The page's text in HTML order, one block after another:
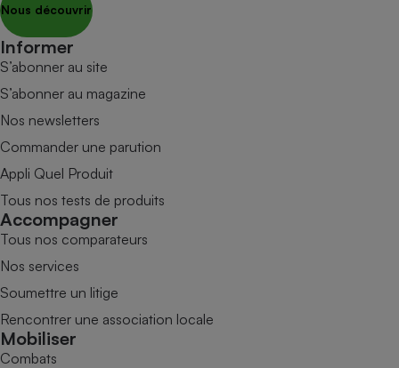
Nous découvrir
Informer
S’abonner au site
S’abonner au magazine
Nos newsletters
Commander une parution
Appli Quel Produit
Tous nos tests de produits
Accompagner
Tous nos comparateurs
Nos services
Soumettre un litige
Rencontrer une association locale
Mobiliser
Combats